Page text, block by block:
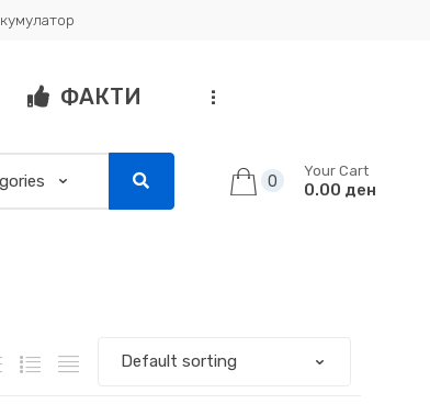
ФАКТИ ...
0
Your Cart
0.00 ден